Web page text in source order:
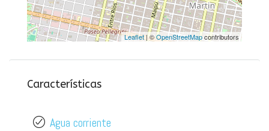
Leaflet| ©OpenStreetMapcontributors
Características
Agua corriente